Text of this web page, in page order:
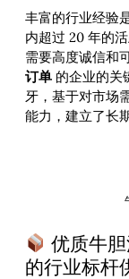
丰富的行业经验
内超过 20 年的
需要高度诚信和
订单 的企业的关
牙，基于对市场
能力，建立了长
优质牛
的行业标杆